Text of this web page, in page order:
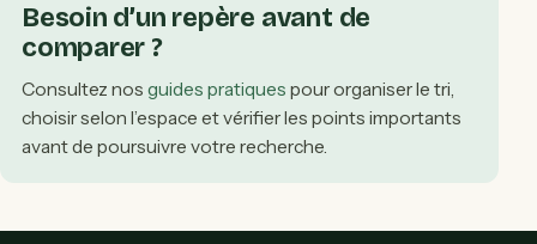
Besoin d’un repère avant de
comparer ?
Consultez nos guides pratiques pour organiser le tri,
choisir selon l’espace et vérifier les points importants
avant de poursuivre votre recherche.